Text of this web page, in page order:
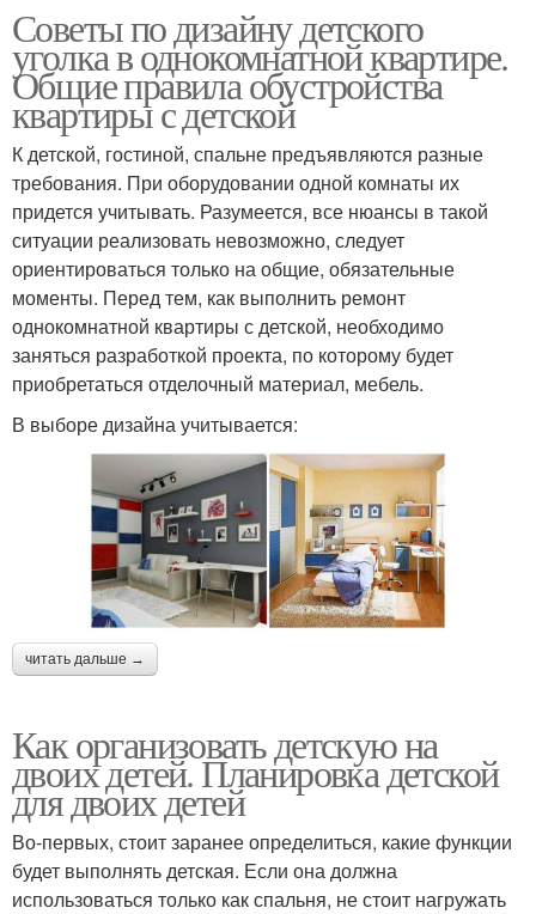
Советы по дизайну детского
уголка в однокомнатной квартире.
Общие правила обустройства
квартиры с детской
К детской, гостиной, спальне предъявляются разные
требования. При оборудовании одной комнаты их
придется учитывать. Разумеется, все нюансы в такой
ситуации реализовать невозможно, следует
ориентироваться только на общие, обязательные
моменты. Перед тем, как выполнить ремонт
однокомнатной квартиры с детской, необходимо
заняться разработкой проекта, по которому будет
приобретаться отделочный материал, мебель.
В выборе дизайна учитывается:
читать дальше →
Как организовать детскую на
двоих детей. Планировка детской
для двоих детей
Во-первых, стоит заранее определиться, какие функции
будет выполнять детская. Если она должна
использоваться только как спальня, не стоит нагружать